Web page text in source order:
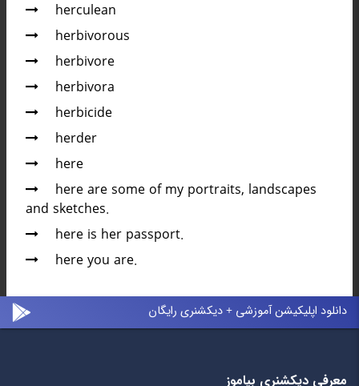
herculean
herbivorous
herbivore
herbivora
herbicide
herder
here
here are some of my portraits, landscapes
and sketches.
here is her passport.
here you are.
دانلود اپلیکیشن آموزشی + دیکشنری رایگان
معرفی دیکشنری بیاموز